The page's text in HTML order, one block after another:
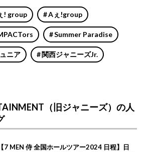
! group Aぇ!group
Summer Paradise
ニア 関西ジャニーズJr.
（旧ジャニーズ）の人
【7 MEN 侍 全国ホールツアー2024 日程】日